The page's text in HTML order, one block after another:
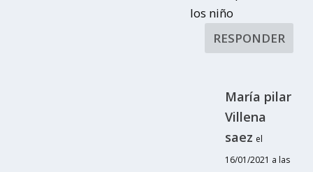
los niño
RESPONDER
María pilar
Villena
saez el
16/01/2021 a las